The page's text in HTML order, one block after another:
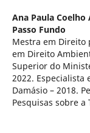
Ana Paula Coelho
Passo Fundo
Mestra em Direito
em Direito
Superior do
2022. Especialista
Damásio – 2018.
Pesquisas sobre